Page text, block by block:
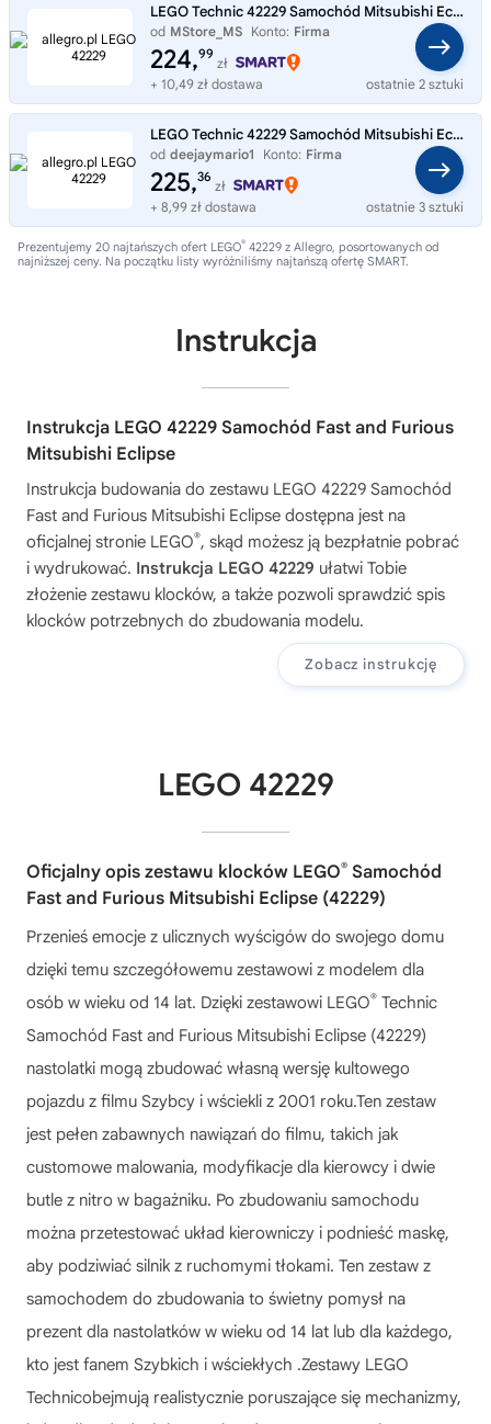
LEGO Technic 42229 Samochód Mitsubishi Eclipse z serii Szybcy i wściekli
od MStore_MS Konto: Firma
224,99
zł
+ 10,49 zł dostawa
ostatnie 2 sztuki
LEGO Technic 42229 Samochód Mitsubishi Eclipse z serii Szybcy i wściekli
od deejaymario1 Konto: Firma
225,36
zł
+ 8,99 zł dostawa
ostatnie 3 sztuki
Prezentujemy 20 najtańszych ofert LEGO® 42229 z Allegro, posortowanych od
najniższej ceny. Na początku listy wyróżniliśmy najtańszą ofertę SMART.
Instrukcja
Instrukcja LEGO 42229 Samochód Fast and Furious
Mitsubishi Eclipse
Instrukcja budowania do zestawu LEGO 42229 Samochód
Fast and Furious Mitsubishi Eclipse dostępna jest na
oficjalnej stronie LEGO®, skąd możesz ją bezpłatnie pobrać
i wydrukować. Instrukcja LEGO 42229 ułatwi Tobie
złożenie zestawu klocków, a także pozwoli sprawdzić spis
klocków potrzebnych do zbudowania modelu.
Zobacz instrukcję
LEGO 42229
Oficjalny opis zestawu klocków LEGO® Samochód
Fast and Furious Mitsubishi Eclipse (42229)
Przenieś emocje z ulicznych wyścigów do swojego domu
dzięki temu szczegółowemu zestawowi z modelem dla
osób w wieku od 14 lat. Dzięki zestawowi LEGO® Technic
Samochód Fast and Furious Mitsubishi Eclipse (42229)
nastolatki mogą zbudować własną wersję kultowego
pojazdu z filmu Szybcy i wściekli z 2001 roku.Ten zestaw
jest pełen zabawnych nawiązań do filmu, takich jak
customowe malowania, modyfikacje dla kierowcy i dwie
butle z nitro w bagażniku. Po zbudowaniu samochodu
można przetestować układ kierowniczy i podnieść maskę,
aby podziwiać silnik z ruchomymi tłokami. Ten zestaw z
samochodem do zbudowania to świetny pomysł na
prezent dla nastolatków w wieku od 14 lat lub dla każdego,
kto jest fanem Szybkich i wściekłych .Zestawy LEGO
Technicobejmują realistycznie poruszające się mechanizmy,